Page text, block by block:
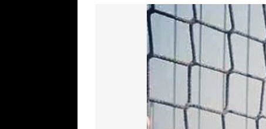
Filmy
STAR WARS
AVENGERS
RYCHLE A
ZBĚSILE 10